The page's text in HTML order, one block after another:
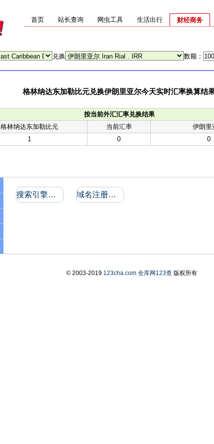
首页 站长查询 网虫工具 生活出行
财经商务
兑换 数额：
格林纳达东加勒比元兑换伊朗里亚尔今天实时汇率换算结
按当前外汇汇率兑换结果
格林纳达东加勒比元
当前汇率
伊朗里
1
0 0
搜索引擎收录和反向链接 域名注册信息
© 2003-2019 123cha.com 全库网123查版权所有